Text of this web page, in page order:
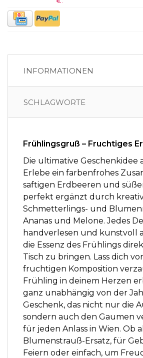
INFORMATIONEN
SCHLAGWORTE
Frühlingsgruß – Fruchtiges
Die ultimative Geschenkidee
Erlebe ein farbenfrohes
saftigen Erdbeeren und
perfekt ergänzt durch
Schmetterlings- und
Ananas und Melone. Jedes
handverlesen und kunstvoll
die Essenz des Frühlings
Tisch zu bringen. Lass dich
fruchtigen Komposition
Frühling in deinem Herzen
ganz unabhängig von der
Geschenk, das nicht nur die
sondern auch den Gaumen
für jeden Anlass in Wien. Ob
Blumenstrauß-Ersatz, für
Feiern oder einfach, um